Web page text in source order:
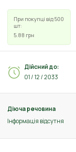
При покупці від 500
шт:
5.88 грн
Діюча речовина
Інформація відсутня
Дійсний до:
01 / 12 / 2033